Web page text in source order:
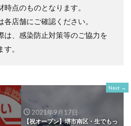
時点のものとなります。
店舗にご確認ください。
は、感染防止対策等のご協力を
。
Next
2021年9月17日
【祝オープン】堺市南区・生でもっ